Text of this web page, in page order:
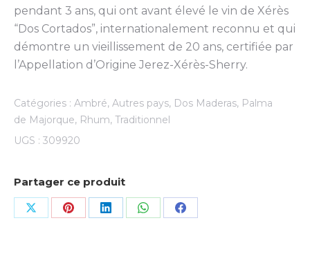
pendant 3 ans, qui ont avant élevé le vin de Xérès
“Dos Cortados”, internationalement reconnu et qui
démontre un vieillissement de 20 ans, certifiée par
l’Appellation d’Origine Jerez-Xérès-Sherry.
Catégories : Ambré, Autres pays, Dos Maderas, Palma
de Majorque, Rhum, Traditionnel
UGS : 309920
Partager ce produit
Share Share Share Share Share